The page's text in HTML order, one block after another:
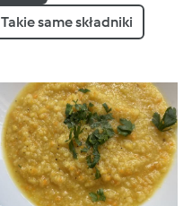
Takie same składniki